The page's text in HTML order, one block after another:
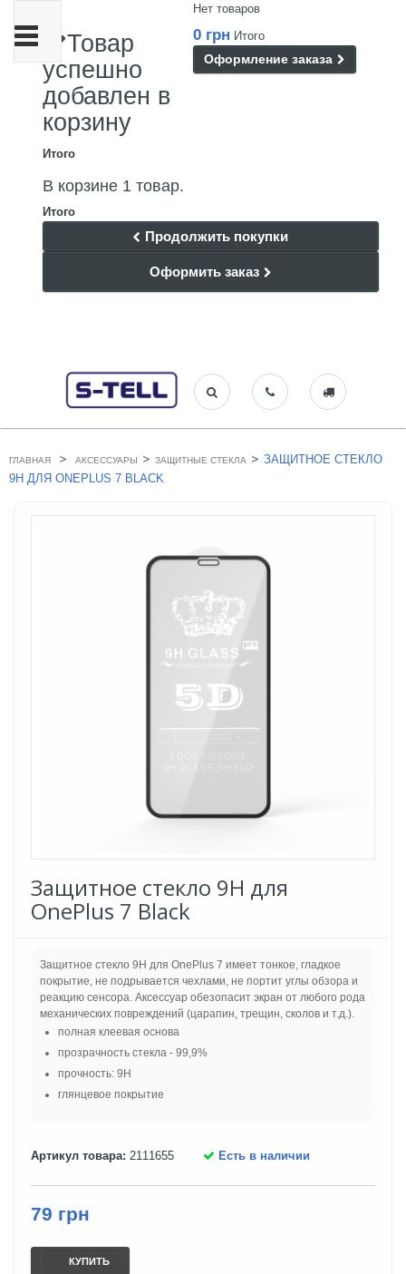
Нет товаров
0 грн Итого
Оформление заказа
Товар
успешно
добавлен в
корзину
Итого
В корзине 1 товар.
Итого
Продолжить покупки
Оформить заказ
Переключить
навигации
ГЛАВНАЯ > АКСЕССУАРЫ > ЗАЩИТНЫЕ СТЕКЛА > ЗАЩИТНОЕ СТЕКЛО
9H ДЛЯ ONEPLUS 7 BLACK
Защитное стекло 9H для
OnePlus 7 Black
Защитное стекло 9H для OnePlus 7 имеет тонкое, гладкое
покрытие, не подрывается чехлами, не портит углы обзора и
реакцию сенсора. Аксессуар обезопасит экран от любого рода
механических повреждений (царапин, трещин, сколов и т.д.).
полная клеевая основа
прозрачность стекла - 99,9%
прочность: 9H
глянцевое покрытие
Артикул товара: 2111655 Есть в наличии
79 грн
КУПИТЬ